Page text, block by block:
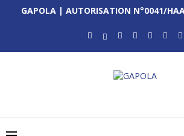
GAPOLA | AUTORISATION N°0041/